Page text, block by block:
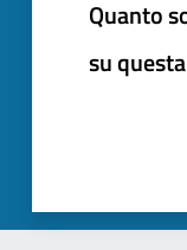
Quanto
su